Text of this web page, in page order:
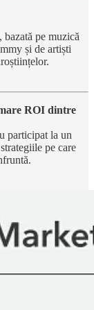
bazată pe muzică
și de artiști
ROI dintre
participat la un
pe care